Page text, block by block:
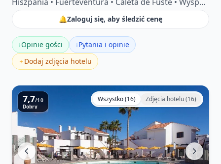
🔔Zaloguj się, aby śledzić cenę
↓Opinie gości ↓Pytania i opinie
＋ Dodaj zdjęcia hotelu
Wszystko (16) Zdjęcia hotelu (16)
7,7/10
Dobry